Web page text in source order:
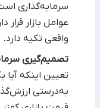
سرمایه‌گذاری
واقعی تکیه دارد.‌
تصمیم‌گیری
تعیین اینکه
به‌درستی